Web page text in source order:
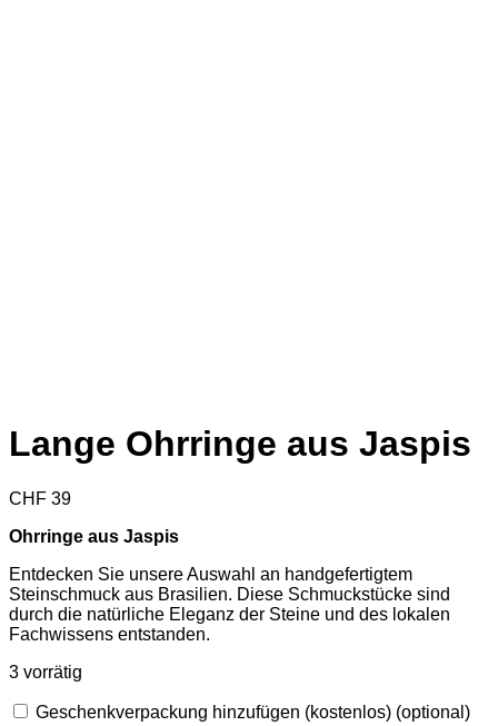
Lange Ohrringe aus Jaspis
CHF 39
Ohrringe aus Jaspis
Entdecken Sie unsere Auswahl an handgefertigtem
Steinschmuck aus Brasilien. Diese Schmuckstücke sind
durch die natürliche Eleganz der Steine und des lokalen
Fachwissens entstanden.
3 vorrätig
Geschenkverpackung hinzufügen (kostenlos) (optional)